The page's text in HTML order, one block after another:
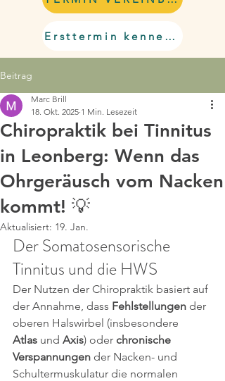
Ersttermin kennenlernen
Beitrag
Chiropraktik bei Tinnitus
in Leonberg: Wenn das
Ohrgeräusch vom Nacken
kommt! 💡
Marc Brill
18. Okt. 2025 1 Min. Lesezeit
Aktualisiert: 19. Jan.
Der Somatosensorische
Tinnitus und die HWS
​Der Nutzen der Chiropraktik basiert auf
der Annahme, dass Fehlstellungen der
oberen Halswirbel (insbesondere
Atlas und Axis) oder chronische
Verspannungen der Nacken- und
Schultermuskulatur die normalen